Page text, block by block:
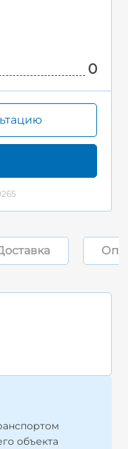
0
объекта